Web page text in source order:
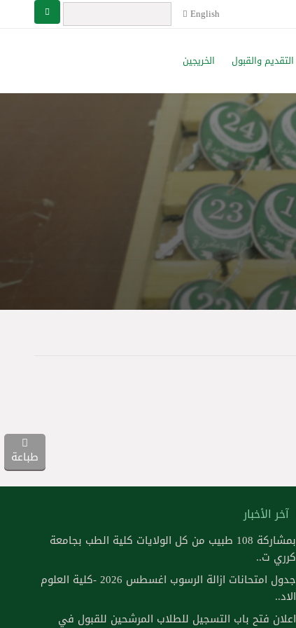
English
التقديم والقبول الخريجين
طباعة
آخر الأخبار
بمشاركة 108 طبيب من كل الولايات كلية الطب بجامعة
كرري ت..
جدول امتحانات ازالة الرسوب اغسطس 2026 -كلية العلوم
الاد..
اعلان فتح باب التسجيل للطلاب المرشحين للقبول في